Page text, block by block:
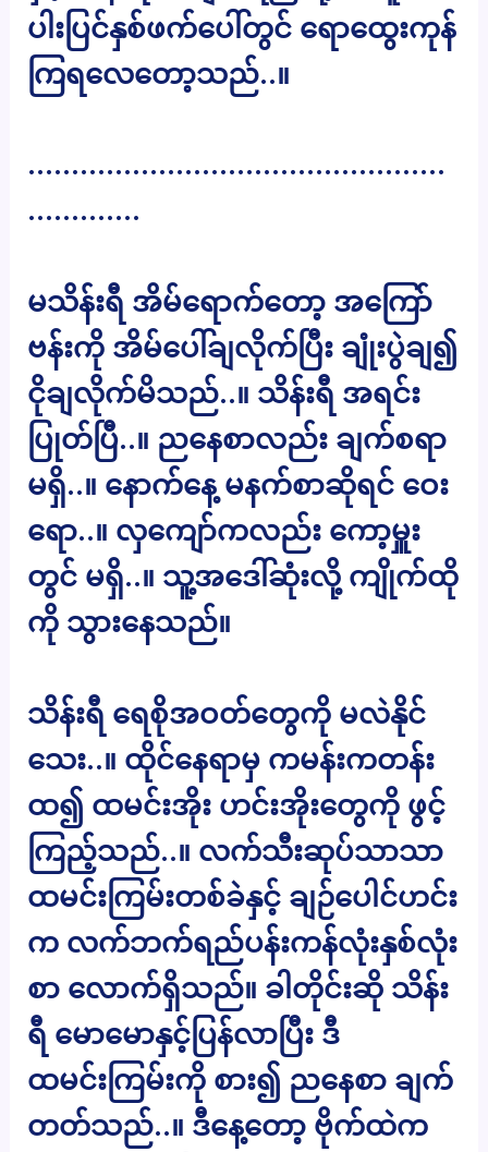
ပါးပြင်နှစ်ဖက်ပေါ်တွင် ရောထွေးကုန်
ကြရလေတော့သည်..။
…………………………………………
………….
မသိန်းရီ အိမ်ရောက်တော့ အကြော်
ဗန်းကို အိမ်ပေါ်ချလိုက်ပြီး ချုံးပွဲချ၍
ငိုချလိုက်မိသည်..။ သိန်းရီ အရင်း
ပြုတ်ပြီ..။ ညနေစာလည်း ချက်စရာ
မရှိ..။ နောက်နေ့ မနက်စာဆိုရင် ဝေး
ရော..။ လှကျော်ကလည်း ကော့မှူး
တွင် မရှိ..။ သူ့အဒေါ်ဆုံးလို့ ကျိုက်ထို
ကို သွားနေသည်။
သိန်းရီ ရေစိုအဝတ်တွေကို မလဲနိုင်
သေး..။ ထိုင်နေရာမှ ကမန်းကတန်း
ထ၍ ထမင်းအိုး ဟင်းအိုးတွေကို ဖွင့်
ကြည့်သည်..။ လက်သီးဆုပ်သာသာ
ထမင်းကြမ်းတစ်ခဲနှင့် ချဉ်ပေါင်ဟင်း
က လက်ဘက်ရည်ပန်းကန်လုံးနှစ်လုံး
စာ လောက်ရှိသည်။ ခါတိုင်းဆို သိန်း
ရီ မောမောနှင့်ပြန်လာပြီး ဒီ
ထမင်းကြမ်းကို စား၍ ညနေစာ ချက်
တတ်သည်..။ ဒီနေ့တော့ ဗိုက်ထဲက